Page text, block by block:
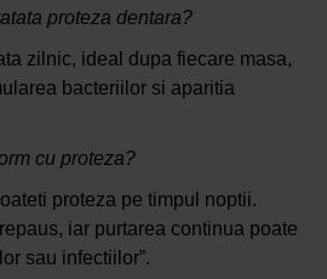
proteza dentara?
zilnic, ideal dupa fiecare masa,
bacteriilor si aparitia
cu proteza?
proteza pe timpul noptii.
iar purtarea continua poate
sau infectiilor”.